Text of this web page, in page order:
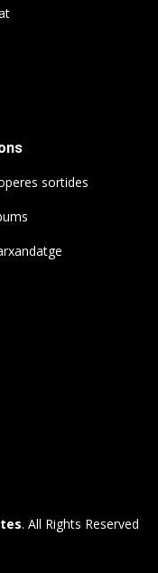
sortides
. All Rights Reserved